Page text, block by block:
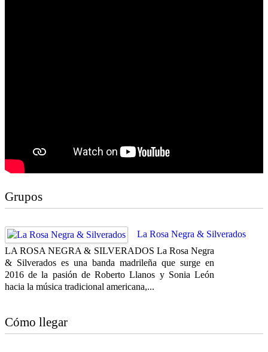
Grupos
La Rosa Negra & Silverados
LA ROSA NEGRA & SILVERADOS La Rosa Negra
& Silverados es una banda madrileña que surge en
2016 de la pasión de Roberto Llanos y Sonia León
hacia la música tradicional americana,...
Cómo llegar